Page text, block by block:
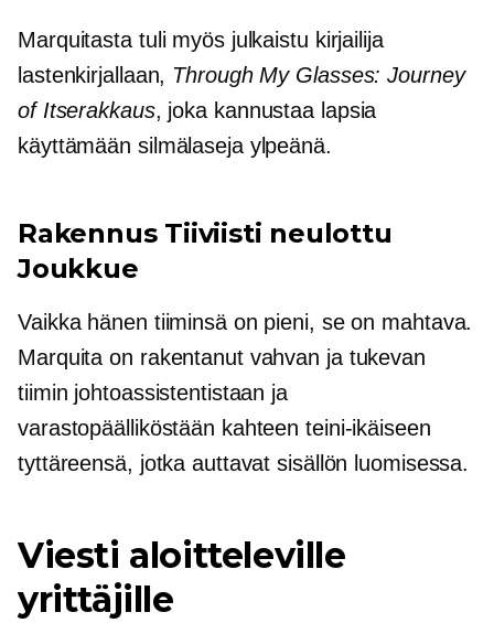
Marquitasta tuli myös julkaistu kirjailija
lastenkirjallaan, Through My Glasses: Journey
of Itserakkaus, joka kannustaa lapsia
käyttämään silmälaseja ylpeänä.
Rakennus Tiiviisti neulottu
Joukkue
Vaikka hänen tiiminsä on pieni, se on mahtava.
Marquita on rakentanut vahvan ja tukevan
tiimin johtoassistentistaan ​​ja
varastopäälliköstään kahteen teini-ikäiseen
tyttäreensä, jotka auttavat sisällön luomisessa.
Viesti aloitteleville
yrittäjille